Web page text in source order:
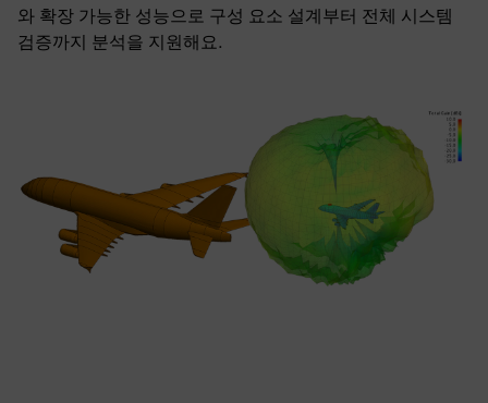
와 확장 가능한 성능으로 구성 요소 설계부터 전체 시스템
검증까지 분석을 지원해요.